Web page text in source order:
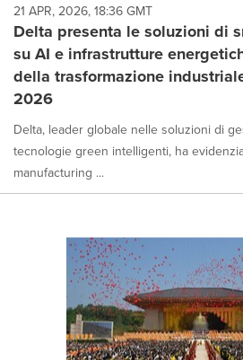
21 APR, 2026, 18:36 GMT
Delta presenta le soluzioni di
su AI e infrastrutture
della trasformazione
2026
Delta, leader globale nelle soluzioni di
tecnologie green intelligenti, ha
manufacturing ...